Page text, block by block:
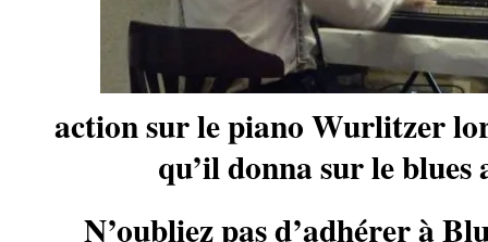
action sur le piano Wurlitzer
qu’il donna sur le blues
N’oubliez pas d’adhérer à